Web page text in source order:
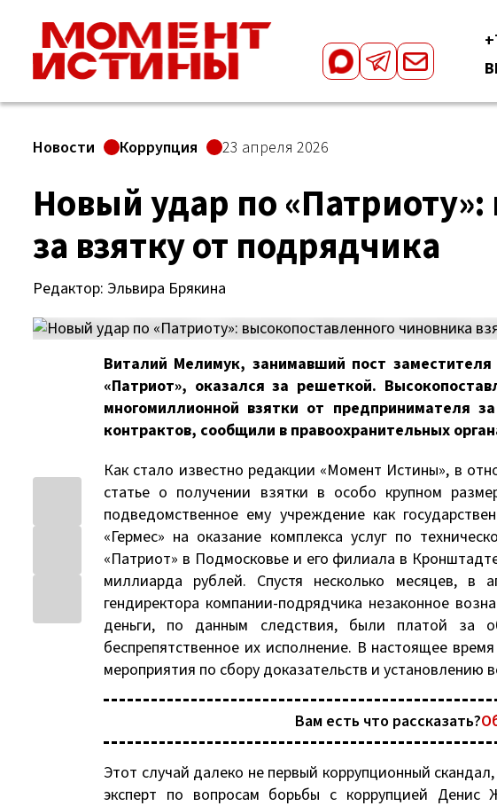
Новости Коррупция 23 апреля 2026
Новый удар по
за взятку от подрядчика
Редактор: Эльвира Брякина
Виталий Мелимук, занимавший пост заместителя
«Патриот», оказался за решеткой.
многомиллионной взятки от предпринимателя
контрактов, сообщили в правоохранительных
Как стало известно редакции «Момент Истины», в
статье о получении взятки в особо крупном
подведомственное ему учреждение как
«Гермес» на оказание комплекса услуг по
«Патриот» в Подмосковье и его филиала в
миллиарда рублей. Спустя несколько месяцев, в
гендиректора компании-подрядчика незаконное
деньги, по данным следствия, были платой за
беспрепятственное их исполнение. В настоящее
мероприятия по сбору доказательств и установлению
Этот случай далеко не первый коррупционный
эксперт по вопросам борьбы с коррупцией
Вам есть что рассказать?